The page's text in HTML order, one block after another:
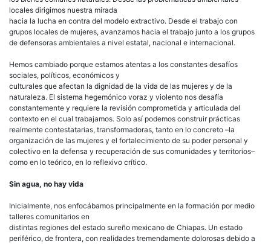
locales dirigimos nuestra mirada
hacia la lucha en contra del modelo extractivo. Desde el trabajo con
grupos locales de mujeres, avanzamos hacia el trabajo junto a los grupos
de defensoras ambientales a nivel estatal, nacional e internacional.
Hemos cambiado porque estamos atentas a los constantes desafíos
sociales, políticos, económicos y
culturales que afectan la dignidad de la vida de las mujeres y de la
naturaleza. El sistema hegemónico voraz y violento nos desafía
constantemente y requiere la revisión comprometida y articulada del
contexto en el cual trabajamos. Solo así podemos construir prácticas
realmente contestatarias, transformadoras, tanto en lo concreto –la
organización de las mujeres y el fortalecimiento de su poder personal y
colectivo en la defensa y recuperación de sus comunidades y territorios–
como en lo teórico, en lo reflexivo crítico.
Sin agua, no hay vida
Inicialmente, nos enfocábamos principalmente en la formación por medio
talleres comunitarios en
distintas regiones del estado sureño mexicano de Chiapas. Un estado
periférico, de frontera, con realidades tremendamente dolorosas debido a